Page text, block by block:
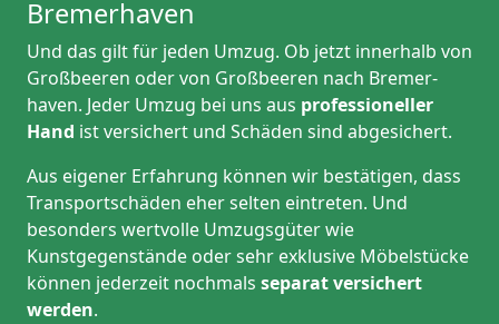
Bremer­haven
Und das gilt für jeden Umzug. Ob jetzt innerhalb von
Großbeeren oder von Großbeeren nach Bremer­
haven. Jeder Umzug bei uns aus professioneller
Hand ist versichert und Schäden sind abgesichert.
Aus eigener Erfahrung können wir bestätigen, dass
Transportschäden eher selten eintreten. Und
besonders wertvolle Umzugsgüter wie
Kunstgegenstände oder sehr exklusive Möbelstücke
können jederzeit nochmals separat versichert
werden.